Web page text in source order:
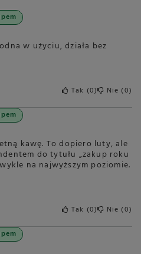
w użyciu, działa bez
Tak 0 Nie 0
kawę. To dopiero luty, ale
do tytułu „zakup roku
na najwyższym poziomie.
Tak 0 Nie 0